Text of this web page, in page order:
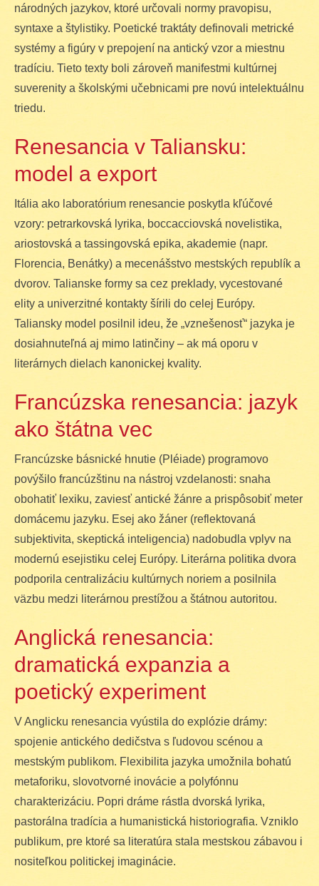
národných jazykov, ktoré určovali normy pravopisu,
syntaxe a štylistiky. Poetické traktáty definovali metrické
systémy a figúry v prepojení na antický vzor a miestnu
tradíciu. Tieto texty boli zároveň manifestmi kultúrnej
suverenity a školskými učebnicami pre novú intelektuálnu
triedu.
Renesancia v Taliansku:
model a export
Itália ako laboratórium renesancie poskytla kľúčové
vzory: petrarkovská lyrika, boccacciovská novelistika,
ariostovská a tassingovská epika, akademie (napr.
Florencia, Benátky) a mecenášstvo mestských republík a
dvorov. Talianske formy sa cez preklady, vycestované
elity a univerzitné kontakty šírili do celej Európy.
Taliansky model posilnil ideu, že „vznešenosť“ jazyka je
dosiahnuteľná aj mimo latinčiny – ak má oporu v
literárnych dielach kanonickej kvality.
Francúzska renesancia: jazyk
ako štátna vec
Francúzske básnické hnutie (Pléiade) programovo
povýšilo francúzštinu na nástroj vzdelanosti: snaha
obohatiť lexiku, zaviesť antické žánre a prispôsobiť meter
domácemu jazyku. Esej ako žáner (reflektovaná
subjektivita, skeptická inteligencia) nadobudla vplyv na
modernú esejistiku celej Európy. Literárna politika dvora
podporila centralizáciu kultúrnych noriem a posilnila
väzbu medzi literárnou prestížou a štátnou autoritou.
Anglická renesancia:
dramatická expanzia a
poetický experiment
V Anglicku renesancia vyústila do explózie drámy:
spojenie antického dedičstva s ľudovou scénou a
mestským publikom. Flexibilita jazyka umožnila bohatú
metaforiku, slovotvorné inovácie a polyfónnu
charakterizáciu. Popri dráme rástla dvorská lyrika,
pastorálna tradícia a humanistická historiografia. Vzniklo
publikum, pre ktoré sa literatúra stala mestskou zábavou i
nositeľkou politickej imaginácie.